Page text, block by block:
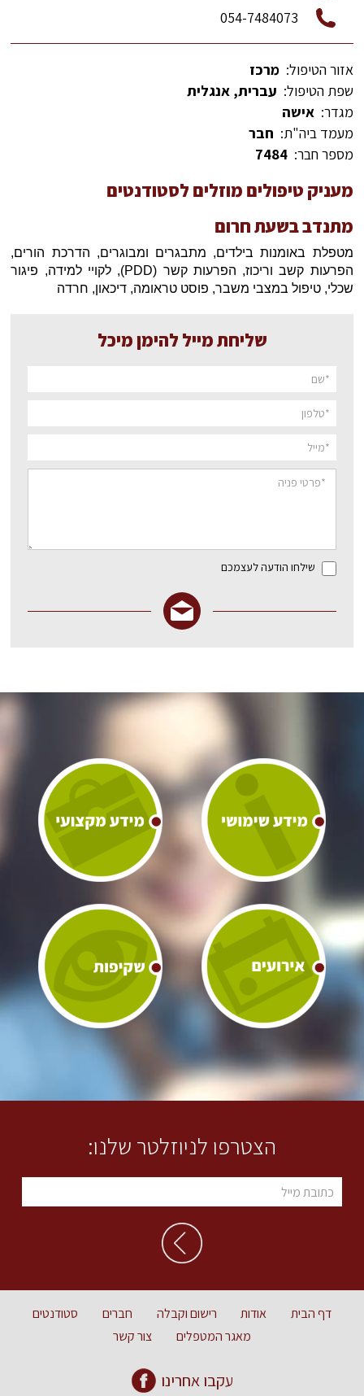
054-7484073
אזור הטיפול: מרכז
שפת הטיפול: עברית, אנגלית
מגדר: אישה
מעמד ביה"ת: חבר
מספר חבר: 7484
מעניק טיפולים מוזלים לסטודנטים
מתנדב בשעת חרום
מטפלת באומנות בילדים, מתבגרים ומבוגרים, הדרכת הורים,
הפרעות קשב וריכוז, הפרעות קשר (PDD)
, לקויי למידה, פיגור
שכלי, טיפול במצבי משבר, פוסט טראומה, דיכאון, חרדה
שליחת מייל להימן מיכל
שילחו הודעה לעצמכם
הצטרפו לניוזלטר שלנו:
דף הבית אודות רישום וקבלה חברים
סטודנטים
מאגר המטפלים
צור קשר
עקבו אחרינו